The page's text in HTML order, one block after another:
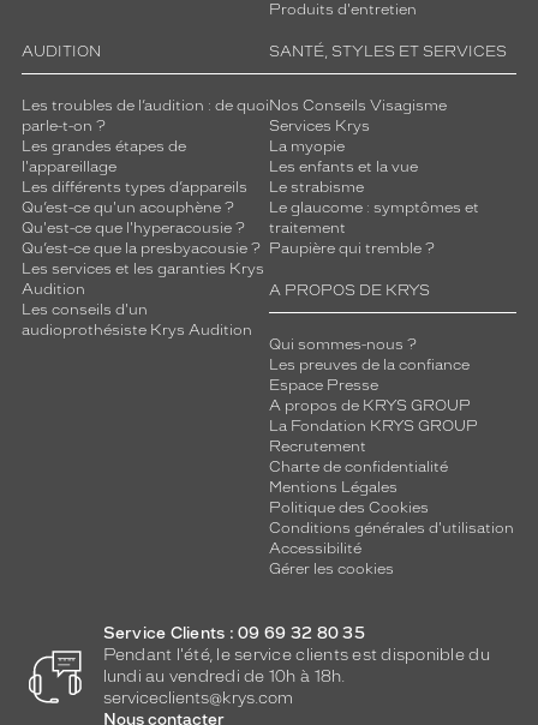
Produits d'entretien
AUDITION
Les troubles de l’audition : de quoi
parle-t-on ?
Les grandes étapes de
l'appareillage
Les différents types d’appareils
Qu’est-ce qu'un acouphène ?
Qu'est-ce que l'hyperacousie ?
Qu’est-ce que la presbyacousie ?
Les services et les garanties Krys
Audition
Les conseils d'un
audioprothésiste Krys Audition
SANTÉ, STYLES ET SERVICES
Nos Conseils Visagisme
Services Krys
La myopie
Les enfants et la vue
Le strabisme
Le glaucome : symptômes et
traitement
Paupière qui tremble ?
A PROPOS DE KRYS
Qui sommes-nous ?
Les preuves de la confiance
Espace Presse
A propos de KRYS GROUP
La Fondation KRYS GROUP
Recrutement
Charte de confidentialité
Mentions Légales
Politique des Cookies
Conditions générales d'utilisation
Accessibilité
Gérer les cookies
Service Clients : 09 69 32 80 35
Pendant l'été, le service clients est disponible du
lundi au vendredi de 10h à 18h.
serviceclients@krys.com
Nous contacter